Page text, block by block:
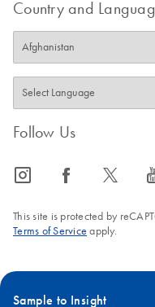
Country and
Follow Us
icon_0065_instagram-s icon_0064_facebook-s icon_0340_cc_gen_x-s
This site is protected by
Terms of Service apply.
Sample to Insight